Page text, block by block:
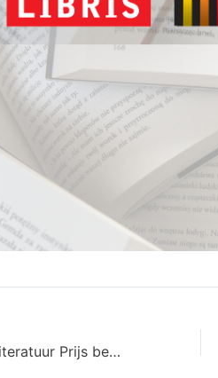
Shortlist Libris Literatuur Prijs bekendgemaakt